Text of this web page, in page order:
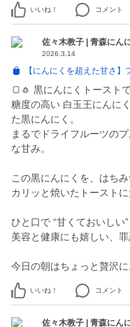
いいね！ コメント
佐々木教子 | 青森にん
2026.3.14
【にんにくを超えた甘さ
🍞🧄 黒にんにくトースト
糖度の高い 白玉王にんに
た黒にんにく。
まるでドライフルーツの
な甘み。
この黒にんにくを、はち
カリッと焼いたトーストに
ひと口で “甘くておいしい
美容と健康にも嬉しい、
いいね！ コメント
佐々木教子 | 青森にん